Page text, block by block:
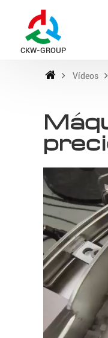
CKW-GROUP
Vídeos